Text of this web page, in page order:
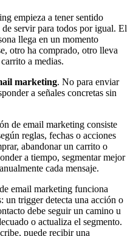
empieza a tener sentido
servir para todos por igual. El
llega en un momento
otro ha comprado, otro lleva
a medias.
marketing. No para enviar
a señales concretas sin
de email marketing consiste
reglas, fechas o acciones
abandonar un carrito o
a tiempo, segmentar mejor
cada mensaje.
email marketing funciona
un trigger detecta una acción o
debe seguir un camino u
o actualiza el segmento.
puede recibir una